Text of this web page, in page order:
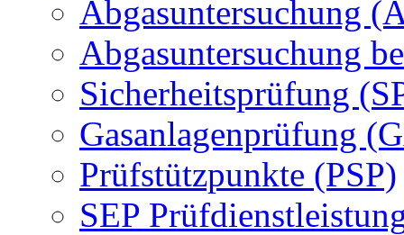
Abgasuntersuchung
Abgasuntersuchung
Sicherheitsprüfung
Gasanlagenprüfung
Prüfstützpunkte (PSP)
SEP